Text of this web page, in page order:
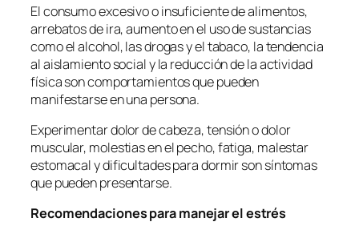
El consumo excesivo o insuficiente de alimentos,
arrebatos de ira, aumento en el uso de sustancias
como el alcohol, las drogas y el tabaco, la tendencia
al aislamiento social y la reducción de la actividad
física son comportamientos que pueden
manifestarse en una persona.
Experimentar dolor de cabeza, tensión o dolor
muscular, molestias en el pecho, fatiga, malestar
estomacal y dificultades para dormir son síntomas
que pueden presentarse.
Recomendaciones para manejar el estrés